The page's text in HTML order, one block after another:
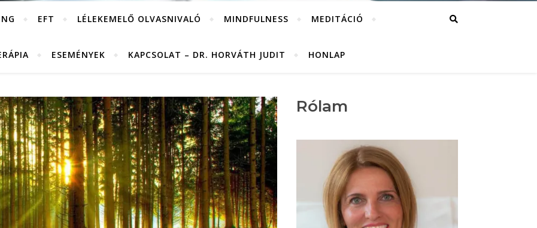
EFT LÉLEKEMELŐ OLVASNIVALÓ MINDFULNESS MEDITÁCIÓ
ESEMÉNYEK KAPCSOLAT – DR. HORVÁTH JUDIT HONLAP
Rólam